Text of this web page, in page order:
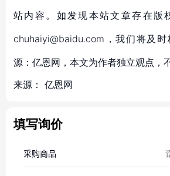
站内容。如发现本站文章存在版
chuhaiyi@baidu.com，我们将及
源：亿恩网，本文为作者独立观点，
来源： 亿恩网
填写询价